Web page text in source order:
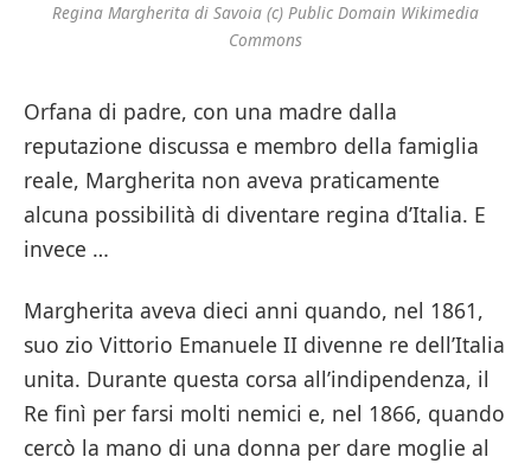
Regina Margherita di Savoia (c) Public Domain Wikimedia
Commons
Orfana di padre, con una madre dalla
reputazione discussa e membro della famiglia
reale, Margherita non aveva praticamente
alcuna possibilità di diventare regina d’Italia. E
invece …
Margherita aveva dieci anni quando, nel 1861,
suo zio Vittorio Emanuele II divenne re dell’Italia
unita. Durante questa corsa all’indipendenza, il
Re finì per farsi molti nemici e, nel 1866, quando
cercò la mano di una donna per dare moglie al